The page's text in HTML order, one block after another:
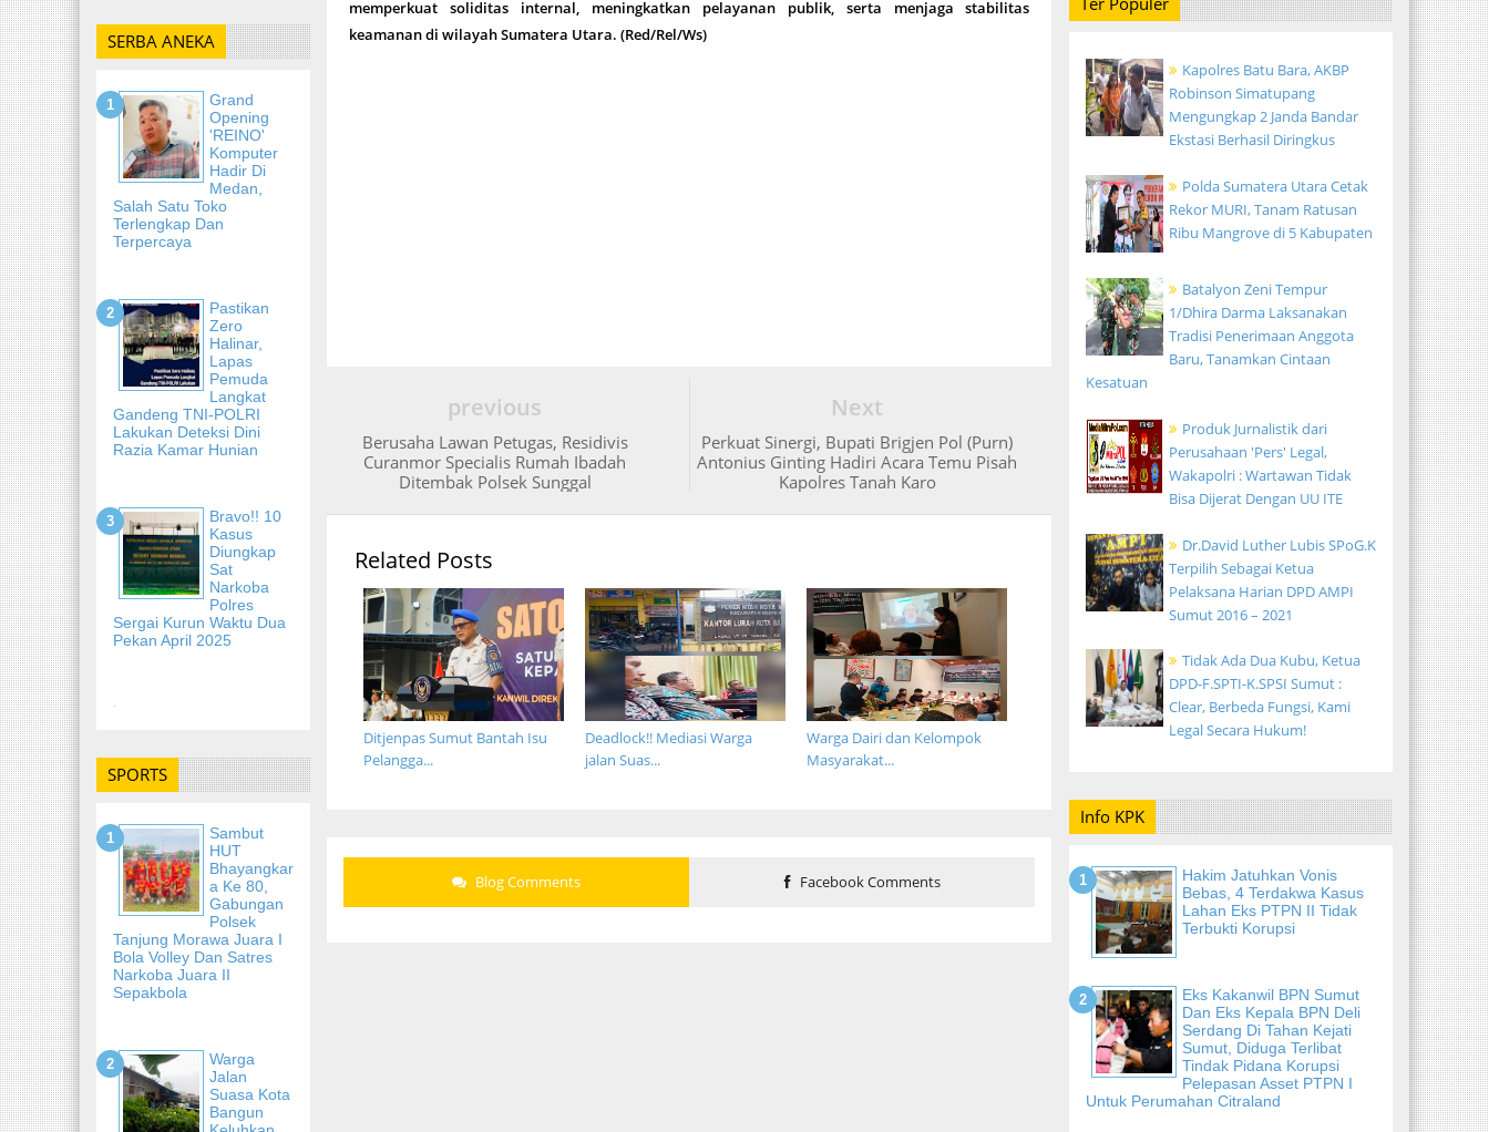
SERBA ANEKA
Grand
Opening
'REINO'
Komputer
Hadir Di
Medan,
Salah Satu Toko
Terlengkap Dan
Terpercaya
Pastikan
Zero
Halinar,
Lapas
Pemuda
Langkat
Gandeng TNI-POLRI
Lakukan Deteksi Dini
Razia Kamar Hunian
Bravo!! 10
Kasus
Diungkap
Sat
Narkoba
Polres
Sergai Kurun Waktu Dua
Pekan April 2025
-
SPORTS
Sambut
HUT
Bhayangkar
A Ke 80,
Gabungan
Polsek
Tanjung Morawa Juara I
Bola Volley Dan Satres
Narkoba Juara II
Sepakbola
Warga
Jalan
Suasa Kota
Bangun
memperkuat soliditas internal, meningkatkan pelayanan publik, serta menjaga stabilitas
keamanan di wilayah Sumatera Utara. (Red/Rel/Ws)
Next
Perkuat Sinergi, Bupati Brigjen Pol (Purn)
Antonius Ginting Hadiri Acara Temu Pisah
Kapolres Tanah Karo
previous
Berusaha Lawan Petugas, Residivis
Curanmor Specialis Rumah Ibadah
Ditembak Polsek Sunggal
Related Posts
Warga Dairi dan Kelompok
Masyarakat...
Deadlock!! Mediasi Warga
jalan Suas...
Ditjenpas Sumut Bantah Isu
Pelangga...
Blog Comments Facebook Comments
Kapolres Batu Bara, AKBP
Robinson Simatupang
Mengungkap 2 Janda Bandar
Ekstasi Berhasil Diringkus
Polda Sumatera Utara Cetak
Rekor MURI, Tanam Ratusan
Ribu Mangrove di 5 Kabupaten
Batalyon Zeni Tempur
1/Dhira Darma Laksanakan
Tradisi Penerimaan Anggota
Baru, Tanamkan Cintaan
Kesatuan
Produk Jurnalistik dari
Perusahaan 'Pers' Legal,
Wakapolri : Wartawan Tidak
Bisa Dijerat Dengan UU ITE
Dr.David Luther Lubis SPoG.K
Terpilih Sebagai Ketua
Pelaksana Harian DPD AMPI
Sumut 2016 – 2021
Tidak Ada Dua Kubu, Ketua
DPD-F.SPTI-K.SPSI Sumut :
Clear, Berbeda Fungsi, Kami
Legal Secara Hukum!
Info KPK
Hakim Jatuhkan Vonis
Bebas, 4 Terdakwa Kasus
Lahan Eks PTPN II Tidak
Terbukti Korupsi
Eks Kakanwil BPN Sumut
Dan Eks Kepala BPN Deli
Serdang Di Tahan Kejati
Sumut, Diduga Terlibat
Tindak Pidana Korupsi
Pelepasan Asset PTPN I
Untuk Perumahan Citraland